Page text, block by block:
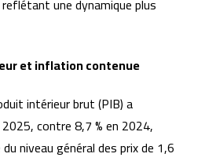
et inflation contenue
intérieur brut (PIB) a
contre 8,7 % en 2024,
niveau général des prix de 1,6